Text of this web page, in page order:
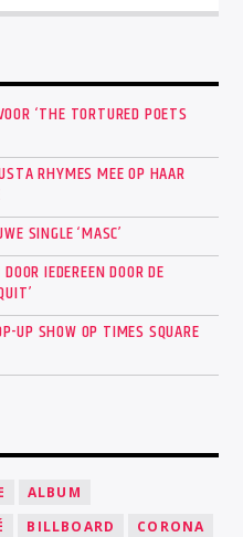
‘THE TORTURED POETS
RHYMES MEE OP HAAR
SINGLE ‘MASC’
IEDEREEN DOOR DE
UP SHOW OP TIMES SQUARE
ALBUM
BILLBOARD
CORONA